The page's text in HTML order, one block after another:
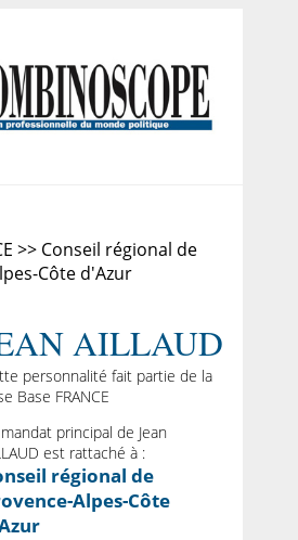
>> Conseil régional de
Côte d'Azur
AILLAUD
personnalité fait partie de la
Base FRANCE
principal de Jean
est rattaché à :
régional de
Alpes-Côte